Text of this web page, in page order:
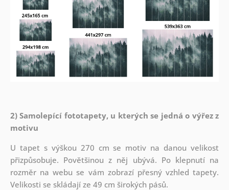
2) Samolepící fototapety, u kterých se jedná o výřez z
motivu
U tapet s výškou 270 cm se motiv na danou velikost
přizpůsobuje. Povětšinou z něj ubývá. Po klepnutí na
rozměr na webu se vám zobrazí přesný vzhled tapety.
Velikosti se skládají ze 49 cm širokých pásů.